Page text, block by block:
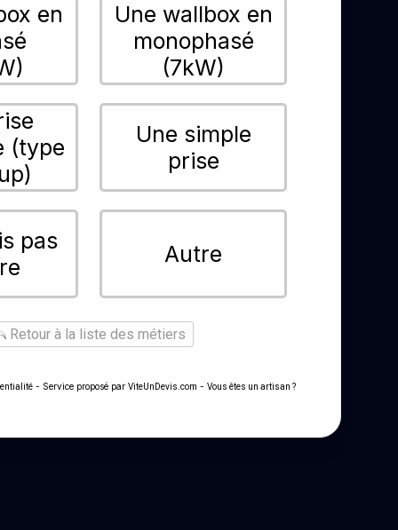
en
Une wallbox en
monophasé
(7kW)
(type
Une simple
prise
pas
Autre
Retour à la liste des métiers
- Service proposé par ViteUnDevis.com - Vous êtes un artisan ?